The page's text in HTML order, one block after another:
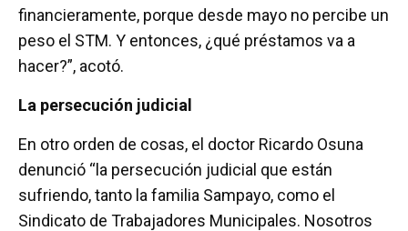
financieramente, porque desde mayo no percibe un
peso el STM. Y entonces, ¿qué préstamos va a
hacer?”, acotó.
La persecución judicial
En otro orden de cosas, el doctor Ricardo Osuna
denunció “la persecución judicial que están
sufriendo, tanto la familia Sampayo, como el
Sindicato de Trabajadores Municipales. Nosotros